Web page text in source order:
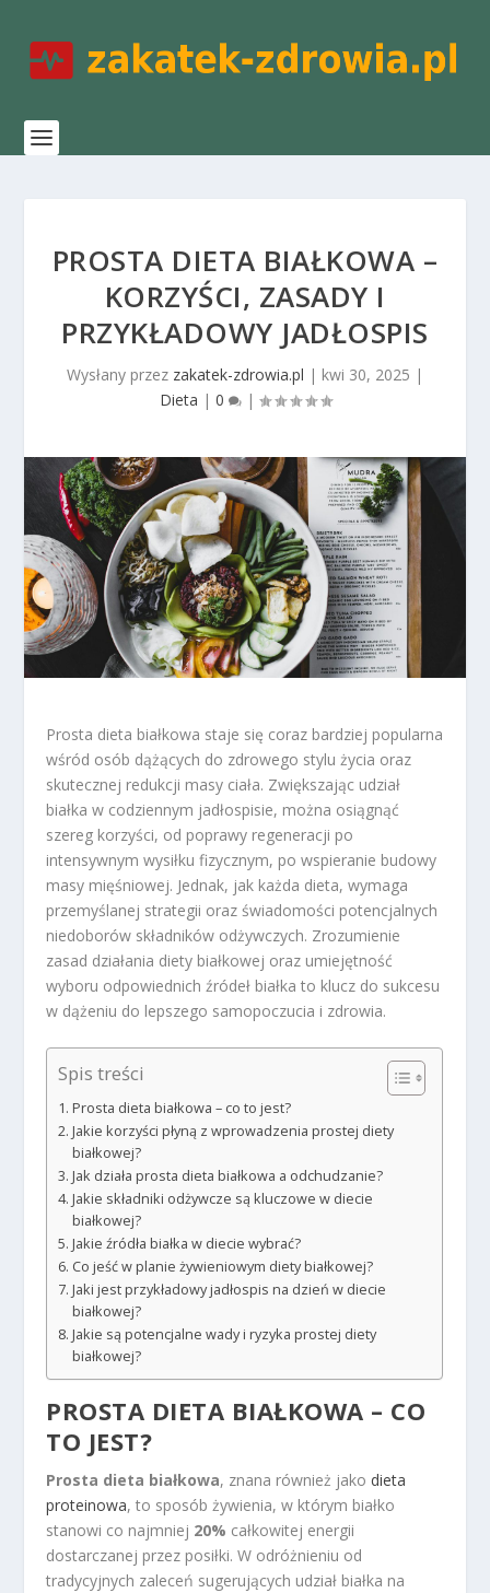
PROSTA DIETA BIAŁKOWA –
KORZYŚCI, ZASADY I
PRZYKŁADOWY JADŁOSPIS
Wysłany przez zakatek-zdrowia.pl | kwi 30, 2025 |
Dieta | 0 |
Prosta dieta białkowa staje się coraz bardziej popularna
wśród osób dążących do zdrowego stylu życia oraz
skutecznej redukcji masy ciała. Zwiększając udział
białka w codziennym jadłospisie, można osiągnąć
szereg korzyści, od poprawy regeneracji po
intensywnym wysiłku fizycznym, po wspieranie budowy
masy mięśniowej. Jednak, jak każda dieta, wymaga
przemyślanej strategii oraz świadomości potencjalnych
niedoborów składników odżywczych. Zrozumienie
zasad działania diety białkowej oraz umiejętność
wyboru odpowiednich źródeł białka to klucz do sukcesu
w dążeniu do lepszego samopoczucia i zdrowia.
Spis treści
Prosta dieta białkowa – co to jest?
Jakie korzyści płyną z wprowadzenia prostej diety
białkowej?
Jak działa prosta dieta białkowa a odchudzanie?
Jakie składniki odżywcze są kluczowe w diecie
białkowej?
Jakie źródła białka w diecie wybrać?
Co jeść w planie żywieniowym diety białkowej?
Jaki jest przykładowy jadłospis na dzień w diecie
białkowej?
Jakie są potencjalne wady i ryzyka prostej diety
białkowej?
PROSTA DIETA BIAŁKOWA – CO
TO JEST?
Prosta dieta białkowa, znana również jako dieta
proteinowa, to sposób żywienia, w którym białko
stanowi co najmniej 20% całkowitej energii
dostarczanej przez posiłki. W odróżnieniu od
tradycyjnych zaleceń sugerujących udział białka na